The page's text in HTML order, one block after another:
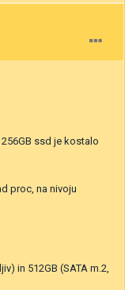
256GB ssd je kostalo
proc, na nivoju
in 512GB (SATA m.2,